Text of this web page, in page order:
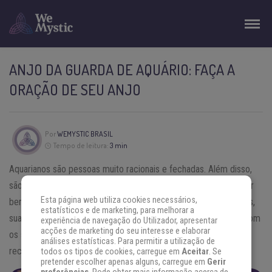
ANJO DA GUARDA DE AQUÁRIO: FAÇA A
ORAÇÃO DE SEU ANJO
PorWEMYSTIC BRASIL
Tempo de leitura: 3 min
Aquarianos são pessoas muito racionais e fechadas. Além disso,
são extremamente realistas o que ajuda com que consigam lidar
bem com seus problemas. Contudo, por serem muitos fechados,
suas emoções tendem a implodir, pois não sabem como lidar com
os sentimentos. Quando passam por estes problemas, devem
recorrer a seuanjo da guarda do signo Aquário, Uriel.
Esta página web utiliza cookies necessários,
estatísticos e de marketing, para melhorar a
experiência de navegação do Utilizador, apresentar
acções de marketing do seu interesse e elaborar
análises estatísticas. Para permitir a utilização de
todos os tipos de cookies, carregue em Aceitar. Se
pretender escolher apenas alguns, carregue em Gerir